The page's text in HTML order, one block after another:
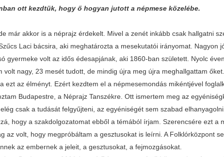
ott kezdtük, hogy ő hogyan jutott a népmese közelébe.
már akkor is a néprajz érdekelt. Mivel a zenét inkább csak hallgatni
Laci bácsira, aki meghatározta a mesekutatói irányomat. Nagyon
gyermeke volt az idős édesapjának, aki 1860-ban született. Nyolc
volt nagy, 23 mesét tudott, de mindig újra meg újra meghallgattam
ezt az élményt. Ezért kezdtem el a népmesemondás mikéntjével
Budapestre, a Néprajz Tanszékre. Ott ismertem meg az
csak a tudását felgyűjteni, az egyéniségét sem szabad
hogy a szakdolgozatomat ebből a témából írjam. Szerencsére ezt a
az volt, hogy megpróbáltam a gesztusokat is leírni. A Folklórközpont
az embernek a jeleit, a gesztusokat, a fejmozgásokat.